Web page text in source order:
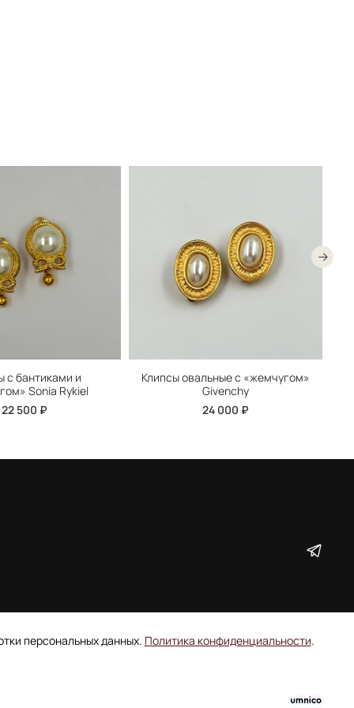
с бантиками и
Sonia Rykiel
22 500 ₽
Клипсы овальные с «жемчугом»
Givenchy
24 000 ₽
персональных данных. Политика конфиденциальности.